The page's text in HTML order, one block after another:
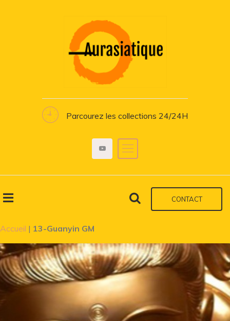
Parcourez les collections 24/24H
CONTACT
Accueil | 13-Guanyin GM